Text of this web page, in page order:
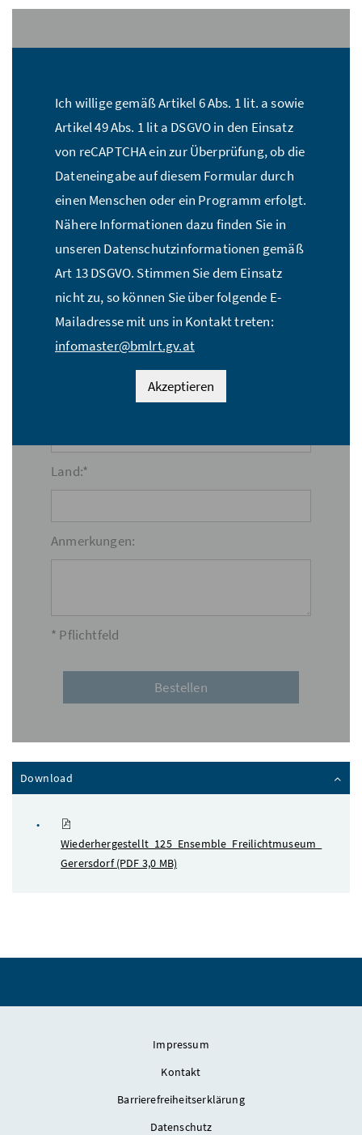
Ich willige gemäß Artikel 6 Abs. 1 lit. a sowie
Artikel 49 Abs. 1 lit a DSGVO in den Einsatz
von reCAPTCHA ein zur Überprüfung, ob die
Dateneingabe auf diesem Formular durch
einen Menschen oder ein Programm erfolgt.
Nähere Informationen dazu finden Sie in
unseren Datenschutzinformationen gemäß
Art 13 DSGVO. Stimmen Sie dem Einsatz
nicht zu, so können Sie über folgende E-
Mailadresse mit uns in Kontakt treten:
infomaster@bmlrt.gv.at
Akzeptieren
Name:*
E-Mail Adresse:*
PLZ:*
Land:*
Anmerkungen:
* Pflichtfeld
Download
Wiederhergestellt_125_Ensemble_Freilichtmuseum_
Gerersdorf(PDF 3,0 MB)
Impressum
Kontakt
Barrierefreiheitserklärung
Datenschutz